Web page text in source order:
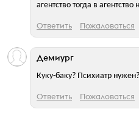
агентство тогда в
Ответить Пожаловаться
Куку-баку? Психиатр нужен?
Демиург
Ответить Пожаловаться